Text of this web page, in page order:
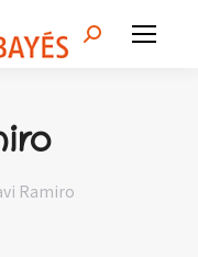
Search:
Ramiro